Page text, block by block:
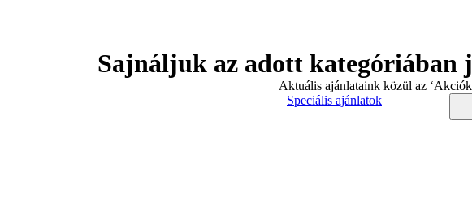
Sajnáljuk az adott kategóriában
Aktuális ajánlataink közül az
Speciális ajánlatok